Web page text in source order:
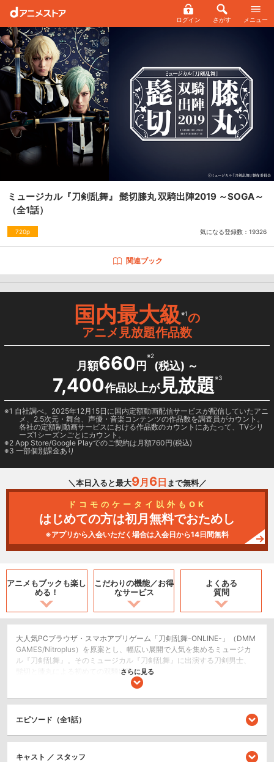
ログイン さがす メニュー
ミュージカル『刀剣乱舞』 髭切膝丸 双騎出陣2019 ～SOGA～
（全1話）
720p 気になる登録数： 19326
関連ブック
国内最大級※1の
アニメ見放題作品数
月額660 円
※2
(税込) ～
7,400作品以上が見放題※3
1 自社調べ。2025年12月15日に国内定額動画配信サービスが配信していたアニ
メ、2.5次元・舞台、声優・音楽コンテンツの作品数を調査員がカウント。
各社の定額制動画サービスにおける作品数のカウントにあたって、TVシリ
ーズ1シーズンごとにカウント。
2 App Store/Google Playでのご契約は月額760円(税込)
3 一部個別課金あり
＼本日入ると最大9月 6日 まで無料／
ドコモのケータイ以外もOK
はじめての方は初月無料でおためし
※アプリから入会いただく場合は入会日から14日間無料
アニメもブックも楽し
める！
こだわりの機能／お得
なサービス
よくある
質問
大人気PCブラウザ・スマホアプリゲーム「刀剣乱舞-ONLINE-」（DMM
GAMES/Nitroplus）を原案とし、幅広い展開で人気を集めるミュージカ
ル『刀剣乱舞』。そのミュージカル『刀剣乱舞』に出演する刀剣男士、
髭切と膝丸による初めての双騎出陣！
シリーズ／関連のアニメ作品
さらに見る
エピソード（全1話）
キャスト ／ スタッフ